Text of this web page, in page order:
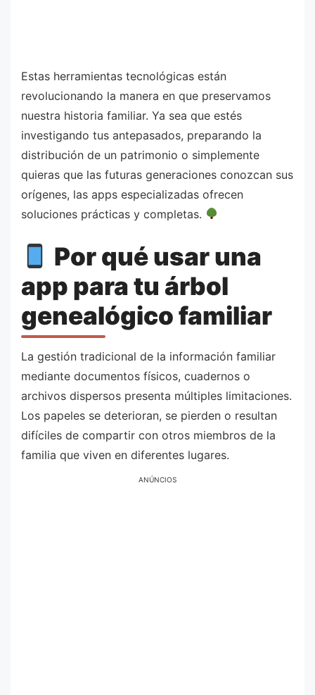
Estas herramientas tecnológicas están
revolucionando la manera en que preservamos
nuestra historia familiar. Ya sea que estés
investigando tus antepasados, preparando la
distribución de un patrimonio o simplemente
quieras que las futuras generaciones conozcan sus
orígenes, las apps especializadas ofrecen
soluciones prácticas y completas.
Por qué usar una
app para tu árbol
genealógico familiar
La gestión tradicional de la información familiar
mediante documentos físicos, cuadernos o
archivos dispersos presenta múltiples limitaciones.
Los papeles se deterioran, se pierden o resultan
difíciles de compartir con otros miembros de la
familia que viven en diferentes lugares.
ANÚNCIOS